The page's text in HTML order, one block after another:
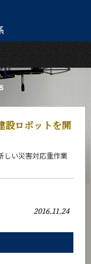
設ロボットを開
しい災害対応重作業
2016.11.24
English